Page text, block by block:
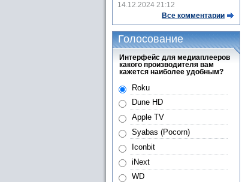
14.12.2024 21:12
Все комментарии
Голосование
Интерфейс для медиаплееров
какого производителя вам
кажется наиболее удобным?
Roku
Dune HD
Apple TV
Syabas (Pocorn)
Iconbit
iNext
WD